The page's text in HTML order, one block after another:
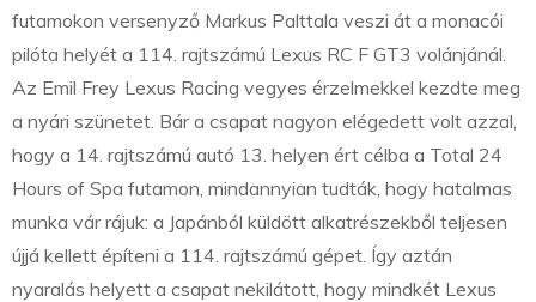
futamokon versenyző Markus Palttala veszi át a monacói
pilóta helyét a 114. rajtszámú Lexus RC F GT3 volánjánál.
Az Emil Frey Lexus Racing vegyes érzelmekkel kezdte meg
a nyári szünetet. Bár a csapat nagyon elégedett volt azzal,
hogy a 14. rajtszámú autó 13. helyen ért célba a Total 24
Hours of Spa futamon, mindannyian tudták, hogy hatalmas
munka vár rájuk: a Japánból küldött alkatrészekből teljesen
újjá kellett építeni a 114. rajtszámú gépet. Így aztán
nyaralás helyett a csapat nekilátott, hogy mindkét Lexus